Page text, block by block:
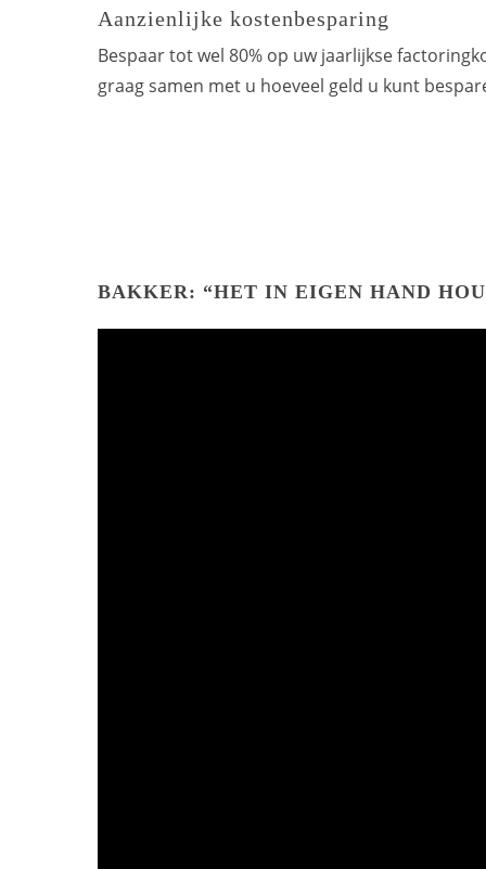
Aanzienlijke kostenbesparing
Bespaar tot wel 80% op uw jaarlijkse
graag samen met u hoeveel geld u kunt
BAKKER: “HET IN EIGEN HAND